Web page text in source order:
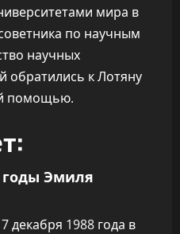
мира в
по научным
научных
обратились к Лотяну
помощью.
Эмиля
декабря 1988 года в